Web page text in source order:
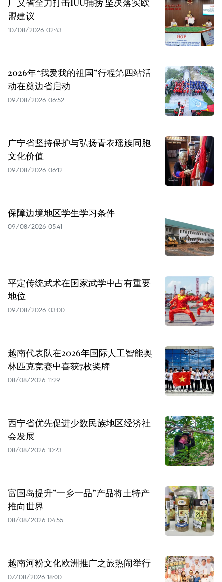
广义省全力打击IUU捕捞 坚决落实欧
盟建议
10/08/2026 02:43
2026年“我爱我的祖国”行程第四站活
动在奠边省启动
09/08/2026 06:52
广宁省坚持保护与弘扬青衣瑶族同胞
文化价值
09/08/2026 06:12
保障边境地区学生学习条件
09/08/2026 05:41
平定传统武术在国家武学中占有重要
地位
09/08/2026 03:00
越南代表队在2026年国际人工智能奥
林匹克竞赛中喜获7枚奖牌
08/08/2026 11:29
西宁省优先促进少数民族地区经济社
会发展
08/08/2026 10:23
富国岛提升”一乡一品”产品将土特产
推向世界
08/08/2026 04:55
越南河粉文化欧洲推广之旅热闹举行
07/08/2026 18:00